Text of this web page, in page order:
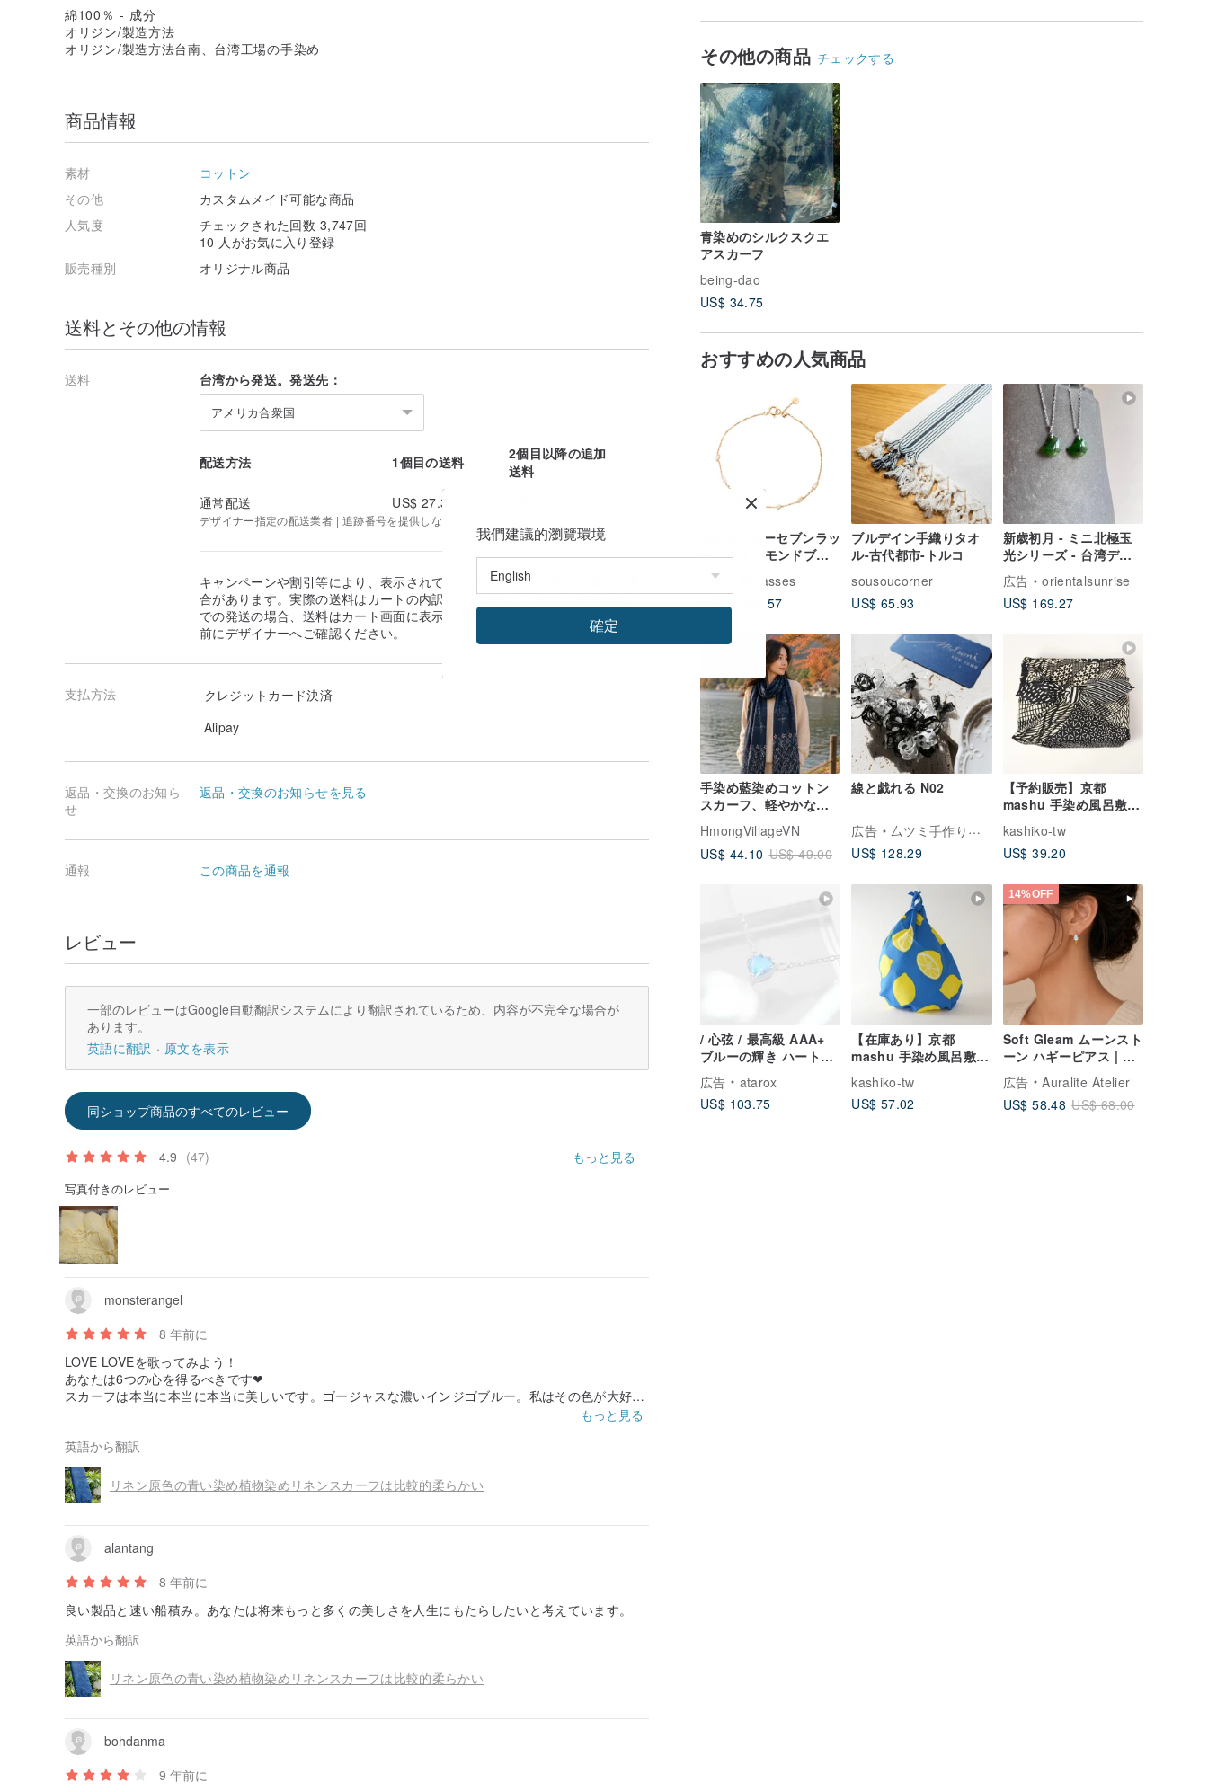
その他の商品 チェックする
青染めのシルクスクエ
アスカーフ
being-dao
US$ 34.75
おすすめの人気商品
18Kラッキーセブンラッ
キーダイヤモンドブレ
スレット
広告
Molasses
US$ 2,533.57
ブルデイン手織りタオ
ル-古代都市-トルコ
sousoucorner
US$ 65.93
新歳初月 - ミニ北極玉
光シリーズ - 台湾デザ
イン彫刻の翡翠ネック
レス
広告
orientalsunrise
US$ 169.27
送料無料
手染め藍染めコットン
スカーフ、軽やかなト
ラベルラップ＆ショー
ル
HmongVillageVN
US$ 44.10 US$ 49.00
線と戯れる N02
広告
厶ツミ手作り研究室
US$ 128.29
【予約販売】京都
mashu 手染め風呂敷 –
丸取小紋 / 二巾 日本製
綿100%
kashiko-tw
US$ 39.20
/ 心弦 / 最高級 AAA+
ブルーの輝き ハート型
ムーンストーン 925 ス
ターリングシルバーネ
ックレス (シルバー/ゴ
広告
atarox
US$ 103.75
【在庫あり】京都
mashu 手染め風呂敷 –
純綿
kashiko-tw
US$ 57.02
14%OFF
Soft Gleam ムーンスト
ーン ハギーピアス | 天
然石 925シルバー ゴー
ルドプレーティング
広告
Auralite Atelier
US$ 58.48 US$ 68.00
綿100％ - 成分
オリジン/製造方法
オリジン/製造方法台南、台湾工場の手染め
商品情報
素材
コットン
その他
カスタムメイド可能な商品
人気度
チェックされた回数 3,747回
10 人がお気に入り登録
販売種別
オリジナル商品
送料とその他の情報
送料 台湾から発送。発送先：
アメリカ合衆国
配送方法 1個目の送料
2個目以降の追加
送料
通常配送
US$ 27.39
デザイナー指定の配送業者 | 追跡番号を提供しない
キャンペーンや割引等により、表示されている送料と実際の送料が異なる場
合があります。実際の送料はカートの内訳に従います。 ※なお、送料着払い
での発送の場合、送料はカート画面に表示されません。おおよその送料は事
前にデザイナーへご確認ください。
支払方法
クレジットカード決済
Alipay
返品・交換のお知ら
せ
返品・交換のお知らせを見る
通報 この商品を通報
レビュー
一部のレビューはGoogle自動翻訳システムにより翻訳されているため、内容が不完全な場合が
あります。
英語に翻訳
原文を表示
同ショップ商品のすべてのレビュー
4.9 (47) もっと見る
写真付きのレビュー
monsterangel
8 年前に
LOVE LOVEを歌ってみよう！
あなたは6つの心を得るべきです❤
スカーフは本当に本当に本当に美しいです。ゴージャスな濃いインジゴブルー。私はその色が大好き
偉大な天然インジゴの香りとそれは柔らかいリネンです。
私はこのスカーフにとても満足しています。
それを愛する素晴らしい品質の製品をありがとう。
もっと見る
英語から翻訳
リネン原色の青い染め植物染めリネンスカーフは比較的柔らかい
alantang
8 年前に
良い製品と速い船積み。あなたは将来もっと多くの美しさを人生にもたらしたいと考えています。
英語から翻訳
リネン原色の青い染め植物染めリネンスカーフは比較的柔らかい
bohdanma
9 年前に
我們建議的瀏覽環境
確定